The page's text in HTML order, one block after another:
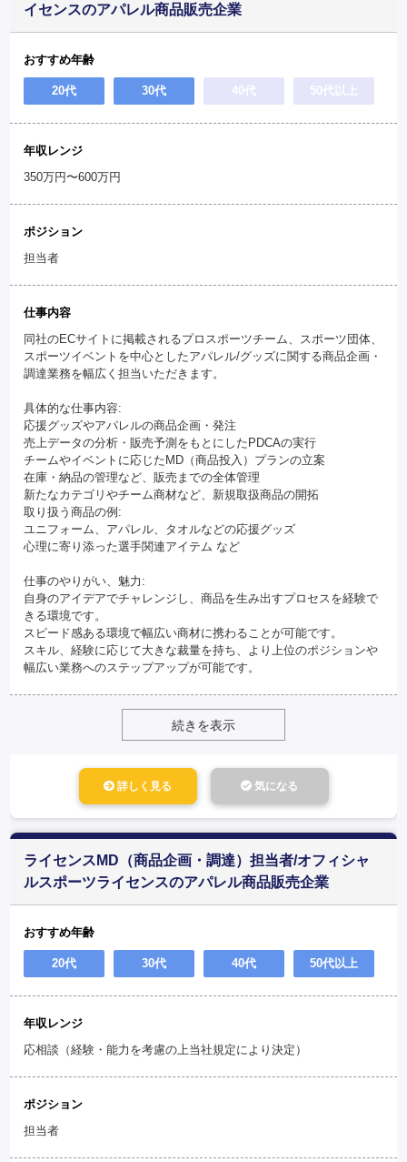
イセンスのアパレル商品販売企業
おすすめ年齢
20代 30代 40代 50代以上
年収レンジ
350万円〜600万円
ポジション
担当者
仕事内容
同社のECサイトに掲載されるプロスポーツチーム、スポーツ団体、
スポーツイベントを中心としたアパレル/グッズに関する商品企画・
調達業務を幅広く担当いただきます。
具体的な仕事内容:
応援グッズやアパレルの商品企画・発注
売上データの分析・販売予測をもとにしたPDCAの実行
チームやイベントに応じたMD（商品投入）プランの立案
在庫・納品の管理など、販売までの全体管理
新たなカテゴリやチーム商材など、新規取扱商品の開拓
取り扱う商品の例:
ユニフォーム、アパレル、タオルなどの応援グッズ
心理に寄り添った選手関連アイテム など
仕事のやりがい、魅力:
自身のアイデアでチャレンジし、商品を生み出すプロセスを経験で
きる環境です。
スピード感ある環境で幅広い商材に携わることが可能です。
スキル、経験に応じて大きな裁量を持ち、より上位のポジションや
幅広い業務へのステップアップが可能です。
続きを表示
詳しく見る 気になる
ライセンスMD（商品企画・調達）担当者/オフィシャ
ルスポーツライセンスのアパレル商品販売企業
おすすめ年齢
20代 30代 40代 50代以上
年収レンジ
応相談（経験・能力を考慮の上当社規定により決定）
ポジション
担当者